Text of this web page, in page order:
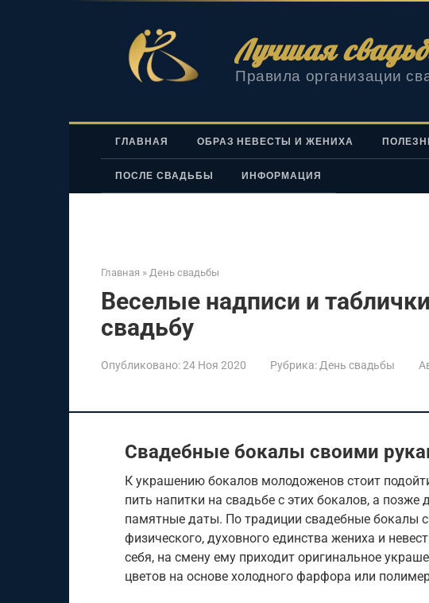
Лучшая
Правила организации
ГЛАВНАЯ ОБРАЗ НЕВЕСТЫ И ЖЕНИХА
ПОСЛЕ СВАДЬБЫ ИНФОРМАЦИЯ
Главная » День свадьбы
Веселые надписи и
свадьбу
Опубликовано:24 Ноя 2020 Рубрика: День свадьбы
Свадебные бокалы своими
К украшению бокалов молодоженов стоит
пить напитки на свадьбе с этих бокалов, а позже
памятные даты. По традиции свадебные бокалы
физического, духовного единства жениха и
себя, на смену ему приходит оригинальное
цветов на основе холодного фарфора или